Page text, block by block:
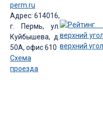
perm.ru
Адрес: 614016,
г. Пермь, ул.
Куйбышева, д.
50А, офис 610
Схема
проезда